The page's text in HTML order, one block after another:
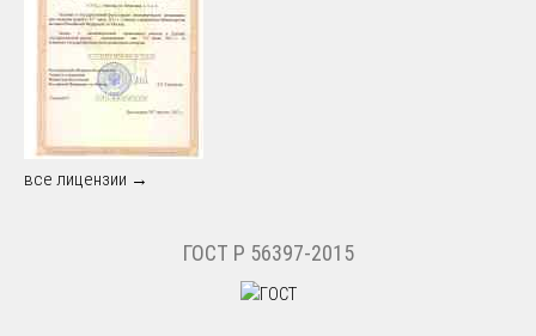
все лицензии →
ГОСТ Р 56397-2015